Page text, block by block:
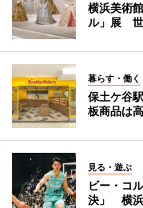
横浜美術
ル」展 世
暮らす・働く
保土ケ谷
板商品は
見る・遊ぶ
ビー・コ
決」 横浜